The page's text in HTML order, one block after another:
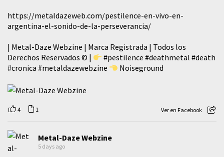
https://metaldazeweb.com/pestilence-en-vivo-en-
argentina-el-sonido-de-la-perseverancia/
| Metal-Daze Webzine | Marca Registrada | Todos los
Derechos Reservados © |
#pestilence #deathmetal #death
#cronica #metaldazewebzine Noiseground
4 1 Ver en Facebook
Metal-Daze Webzine
5 days ago